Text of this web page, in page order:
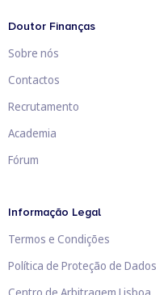
Doutor Finanças
Sobre nós
Contactos
Recrutamento
Academia
Fórum
Informação Legal
Termos e Condições
Política de Proteção de Dados